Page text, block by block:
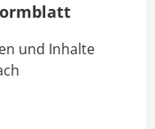
und Inhalte